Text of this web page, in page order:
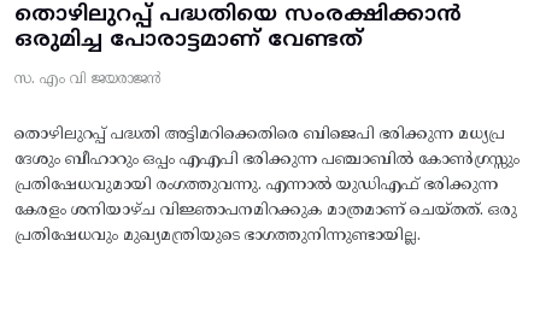
തൊഴിലുറപ്പ് പദ്ധതിയെ സംരക്ഷിക്കാൻ
ഒരുമിച്ച പോരാട്ടമാണ് വേണ്ടത്
സ. എം വി ജയരാജൻ
തൊഴിലുറപ്പ് പദ്ധതി അട്ടിമറിക്കെതിരെ ബിജെപി ഭരിക്കുന്ന മധ്യപ്ര
ദേശും ബീഹാറും ഒപ്പം എഎപി ഭരിക്കുന്ന പഞ്ചാബിൽ കോൺഗ്രസ്സും
പ്രതിഷേധവുമായി രംഗത്തുവന്നു. എന്നാൽ യുഡിഎഫ് ഭരിക്കുന്ന
കേരളം ശനിയാഴ്ച വിജ്ഞാപനമിറക്കുക മാത്രമാണ് ചെയ്തത്. ഒരു
പ്രതിഷേധവും മുഖ്യമന്ത്രിയുടെ ഭാഗത്തുനിന്നുണ്ടായില്ല.